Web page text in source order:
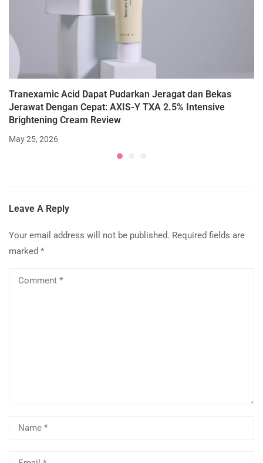
Tranexamic Acid Dapat Pudarkan Jeragat dan Bekas
Jerawat Dengan Cepat: AXIS-Y TXA 2.5% Intensive
Brightening Cream Review
May 25, 2026
Leave A Reply
Your email address will not be published. Required fields are
marked *